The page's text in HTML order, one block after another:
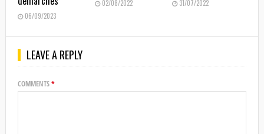
06/09/2023
02/08/2022 31/07/2022
LEAVE A REPLY
COMMENTS*